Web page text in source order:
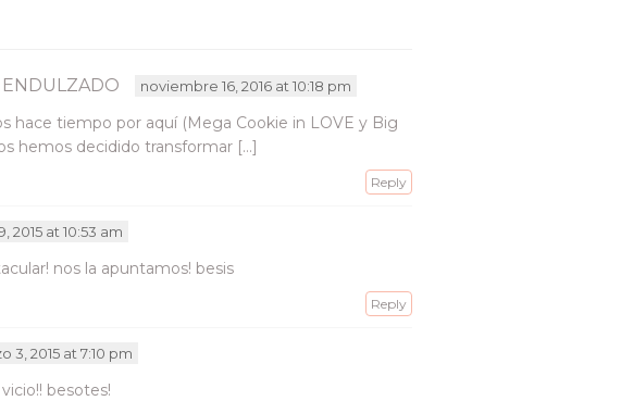
ENDULZADO noviembre 16, 2016 at 10:18 pm
hace tiempo por aquí (Mega Cookie in LOVE y Big
hemos decidido transformar […]
Reply
2015 at 10:53 am
nos la apuntamos! besis
Reply
3, 2015 at 7:10 pm
besotes!